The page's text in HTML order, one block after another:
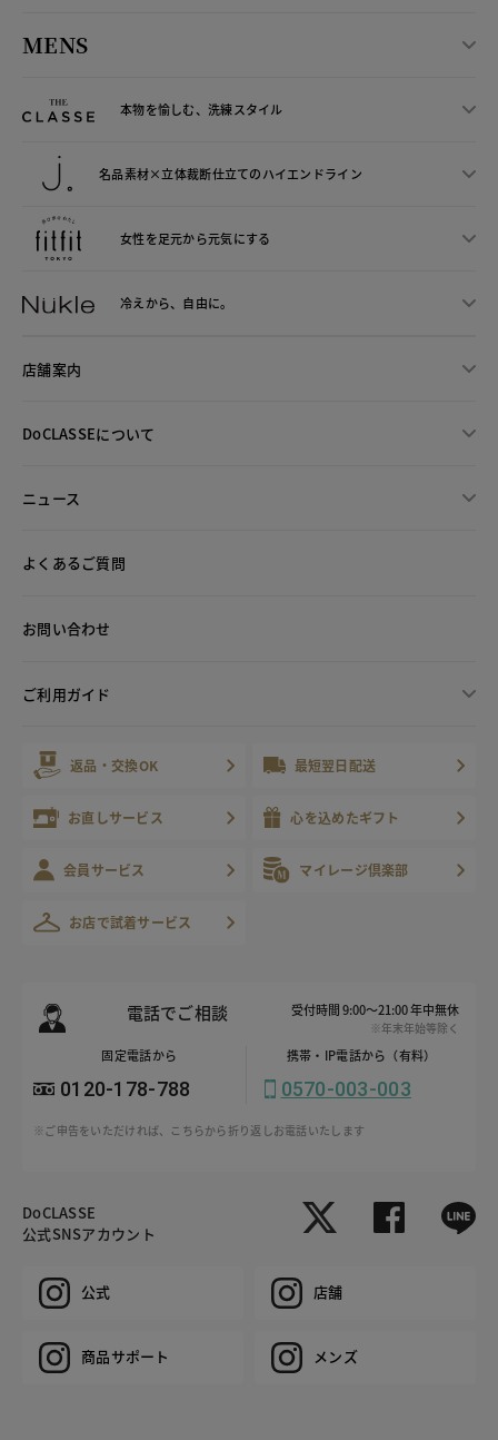
MENS
本物を愉しむ、洗練スタイル
名品素材×立体裁断仕立てのハイエンドライン
女性を足元から元気にする
冷えから、 自由に。
店舗案内
DoCLASSEについて
ニュース
よくあるご質問
お問い合わせ
ご利用ガイド
返品・交換OK 最短翌日配送
お直しサービス 心を込めたギフト
会員サービス マイレージ倶楽部
お店で試着サービス
電話でご相談 受付時間 9:00～21:00 年中無休
※年末年始等除く
固定電話から
0120-178-788
携帯・IP電話から（有料）
0570-003-003
※ご申告をいただければ、こちらから折り返しお電話いたします
DoCLASSE
公式SNSアカウント
公式 店舗
商品サポート メンズ